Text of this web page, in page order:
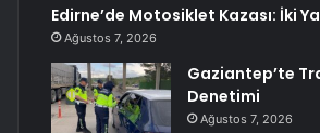
Edirne’de Motosiklet Kazası: İki
Ağustos 7, 2026
Gaziantep’te
Denetimi
Ağustos 7, 2026